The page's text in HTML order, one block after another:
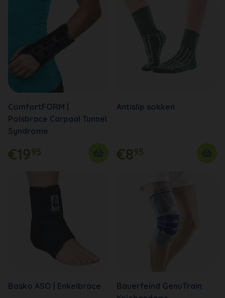
ComfortFORM |
Polsbrace Carpaal Tunnel
Syndrome
€1995
Antislip sokken
€895
Basko ASO | Enkelbrace
Bauerfeind GenuTrain